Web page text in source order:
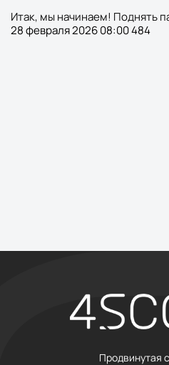
Итак, мы начинаем! Поднять
28 февраля 2026 08:00484
Продвинутая